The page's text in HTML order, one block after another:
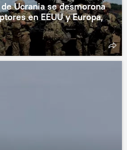
Ucrania se desmorona
en EEUU y Europa,